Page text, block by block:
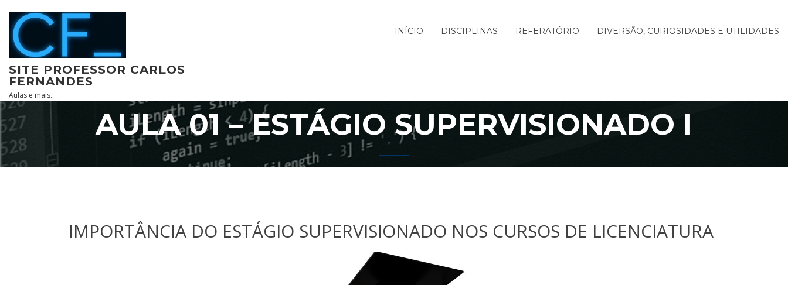
content
SITE PROFESSOR CARLOS
FERNANDES
Aulas e mais…
INÍCIO DISCIPLINAS REFERATÓRIO DIVERSÃO, CURIOSIDADES E UTILIDADES
AULA 01 – ESTÁGIO SUPERVISIONADO I
IMPORTÂNCIA DO ESTÁGIO SUPERVISIONADO NOS CURSOS DE LICENCIATURA